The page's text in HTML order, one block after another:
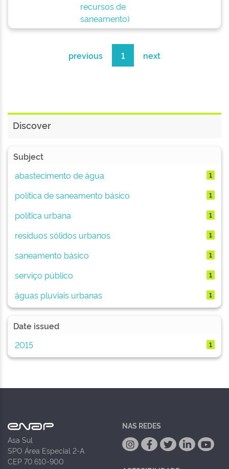
recursos de
saneamento)
previous 1 next
Discover
Subject
abastecimento de água
1
política de saneamento básico 1
política urbana 1
resíduos sólidos urbanos 1
saneamento básico 1
serviço público 1
águas pluviais urbanas 1
Date issued
2015
1
Asa Sul
SPO Área Especial 2-A
CEP 70.610-900
NAS REDES